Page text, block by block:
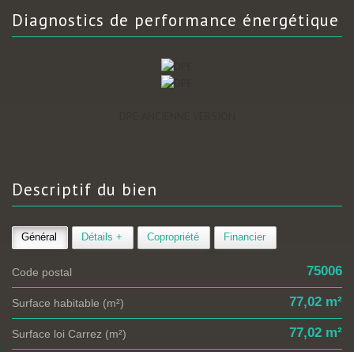
diagnostics de performance énergétique
descriptif du bien
Général Détails + Copropriété Financier
Code postal 75006
Surface habitable (m²) 77,02 m²
Surface loi Carrez (m²) 77,02 m²